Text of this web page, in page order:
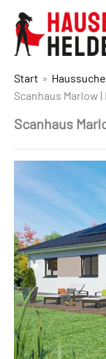
Start
Haussuche
Scanhaus Marlow
Scanhaus